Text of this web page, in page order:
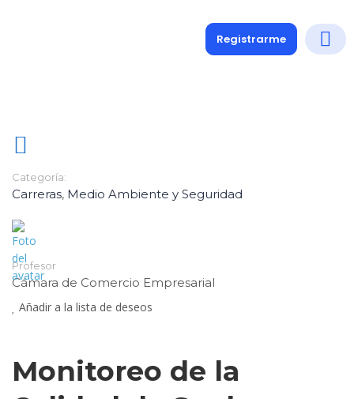
Registrarme
Categoría:
Carreras, Medio Ambiente y Seguridad
Profesor
Cámara de Comercio Empresarial
Añadir a la lista de deseos
Monitoreo de la